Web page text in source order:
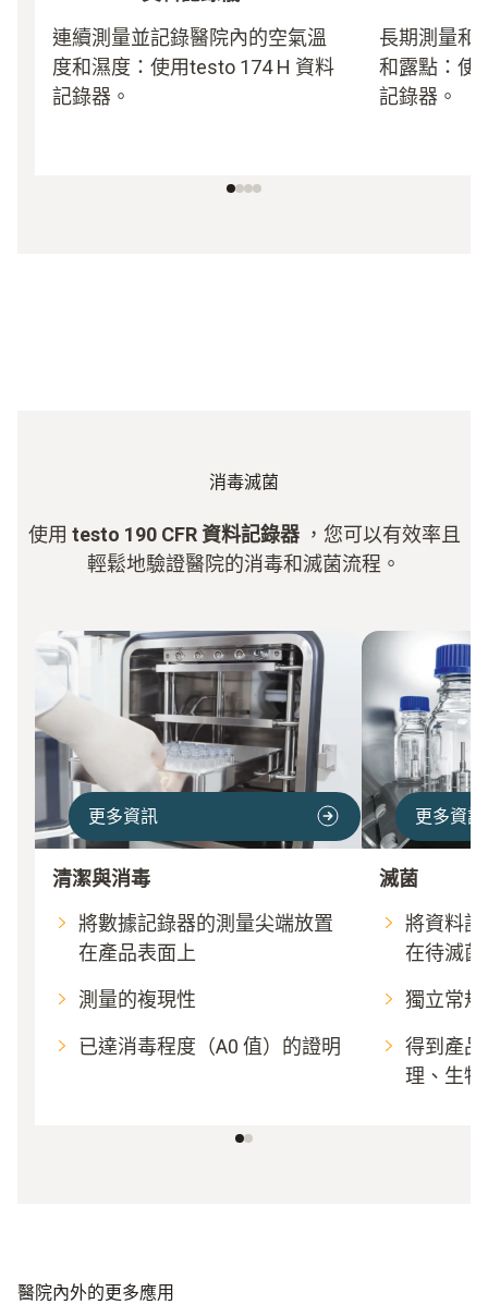
連續測量並記錄醫院內的空氣溫
度和濕度：使用testo 174 H 資料
記錄器。
長期測量和
和露點：使
記錄器。
消毒滅菌
使用 testo 190 CFR 資料記錄器，您可以有效率且
輕鬆地驗證醫院的消毒和滅菌流程。
更多資訊
清潔與消毒
將數據記錄器的測量尖端放置
在產品表面上
測量的複現性
已達消毒程度（A0 值）的證明
更多資訊
滅菌
將資料
在待滅
獨立常
得到產
理、生
醫院內外的更多應用